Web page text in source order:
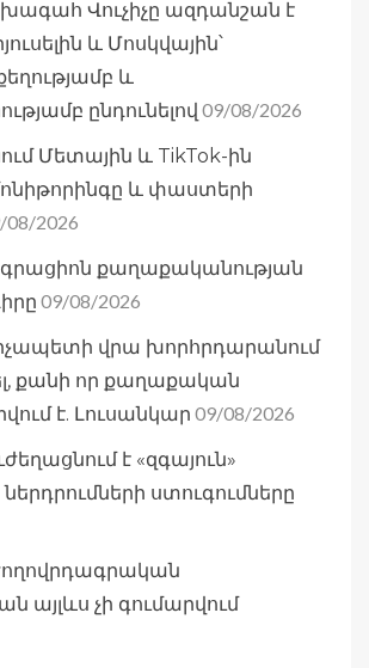
Վուչիչը ազդանշան է
և Մոսկվային՝
և
ընդունելով 09/08/2026
Մետային և TikTok-ին
և փաստերի
08/2026
քաղաքականության
09/08/2026
վրա խորհրդարանում
քանի որ քաղաքական
է. Լուսանկար 09/08/2026
է «զգայուն»
ստուգումները
այլևս չի գումարվում